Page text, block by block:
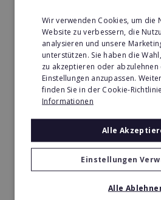
Tier- & Zoobedarf Franchise in
Immobilien Franchise in Wake
Kinder & Erziehung Franchise in
Kosmetik Franchise in Wake
Lebensmittel Franchise in Wake
Medien & Werbung Franchise in
Möbel & Einrichtung Franchise in
Nachhilfe & Weiterbildung
Wir verwenden Cookies, um die
Website zu verbessern, die
analysieren und unsere
unterstützen. Sie haben die
zu akzeptieren oder
Einstellungen anzupassen.
finden Sie in der Cookie-
Informationen
Alle
Einstellungen
Alle